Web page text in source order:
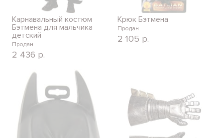
Карнавальный костюм
Бэтмена для мальчика
детский
Продан
2 436 р.
Крюк Бэтмена
Продан
2 105 р.